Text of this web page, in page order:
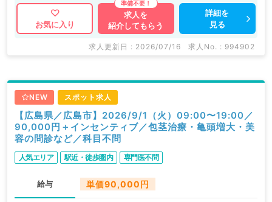
お気に入り
求人を
紹介してもらう
詳細を
見る
求人更新日 : 2026/07/16 求人No. : 994902
NEW スポット求人
【広島県／広島市】2026/9/1（火）09:00〜19:00／
90,000円＋インセンティブ／包茎治療・亀頭増大・美
容の問診など／科目不問
人気エリア 駅近・徒歩圏内 専門医不問
給与 単価90,000円